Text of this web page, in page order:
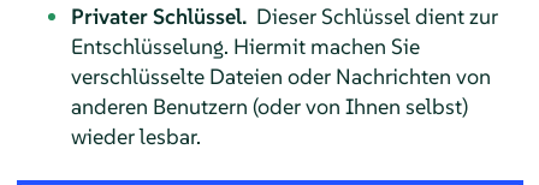
Privater Schlüssel. Dieser Schlüssel dient zur
Entschlüsselung. Hiermit machen Sie
verschlüsselte Dateien oder Nachrichten von
anderen Benutzern (oder von Ihnen selbst)
wieder lesbar.